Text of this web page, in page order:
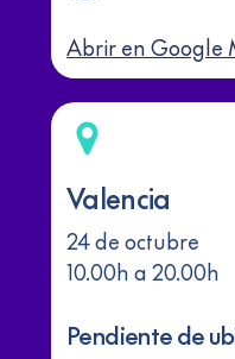
Abrir en Google
Valencia
24 de octubre
10.00h a 20.00h
Pendiente de